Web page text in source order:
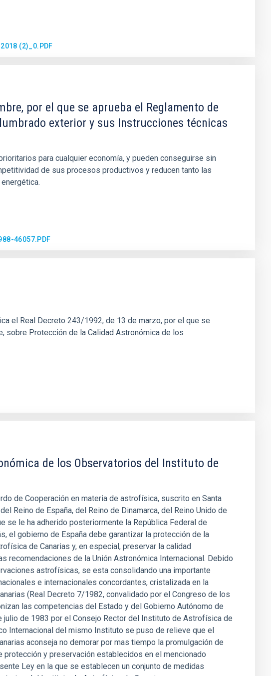
(2)_0.PDF
por el que se aprueba el Reglamento de
exterior y sus Instrucciones técnicas
para cualquier economía, y pueden conseguirse sin
de sus procesos productivos y reducen tanto las
46057.PDF
el Real Decreto 243/1992, de 13 de marzo, por el que se
sobre Protección de la Calidad Astronómica de los
de los Observatorios del Instituto de
de Cooperación en materia de astrofísica, suscrito en Santa
Reino de España, del Reino de Dinamarca, del Reino Unido de
se le ha adherido posteriormente la República Federal de
el gobierno de España debe garantizar la protección de la
de Canarias y, en especial, preservar la calidad
recomendaciones de la Unión Astronómica Internacional. Debido
astrofísicas, se esta consolidando una importante
e internacionales concordantes, cristalizada en la
(Real Decreto 7/1982, convalidado por el Congreso de los
las competencias del Estado y del Gobierno Autónomo de
julio de 1983 por el Consejo Rector del Instituto de Astrofísica de
Internacional del mismo Instituto se puso de relieve que el
aconseja no demorar por mas tiempo la promulgación de
y preservación establecidos en el mencionado
Ley en la que se establecen un conjunto de medidas